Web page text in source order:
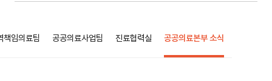
책임의료팀 공공의료사업팀 진료협력실 공공의료본부 소식